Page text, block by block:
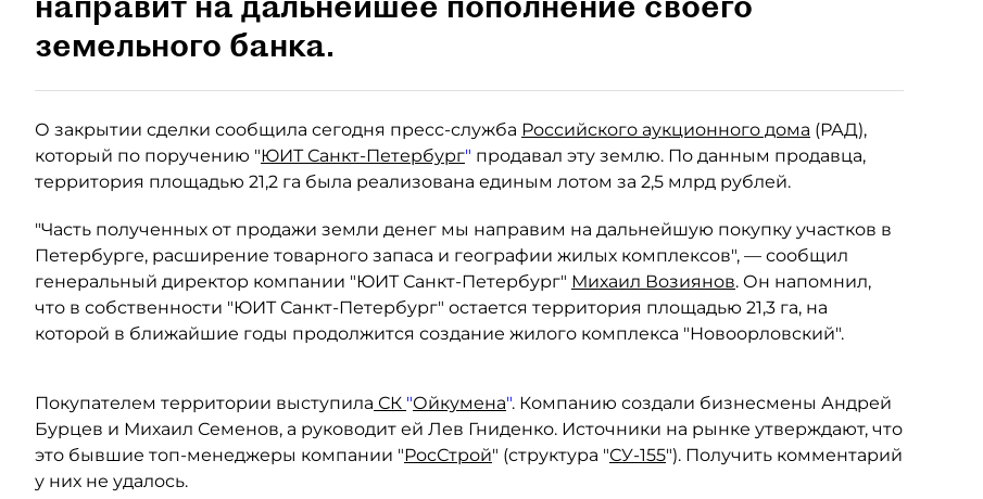
земельного банка.
О закрытии сделки сообщила сегодня пресс-служба Российского аукционного дома (РАД),
который по поручению "ЮИТ Санкт-Петербург" продавал эту землю. По данным продавца,
территория площадью 21,2 га была реализована единым лотом за 2,5 млрд рублей.
"Часть полученных от продажи земли денег мы направим на дальнейшую покупку участков в
Петербурге, расширение товарного запаса и географии жилых комплексов", — сообщил
генеральный директор компании "ЮИТ Санкт-Петербург" Михаил Возиянов. Он напомнил,
что в собственности "ЮИТ Санкт-Петербург" остается территория площадью 21,3 га, на
которой в ближайшие годы продолжится создание жилого комплекса "Новоорловский".
Покупателем территории выступила СК "Ойкумена". Компанию создали бизнесмены Андрей
Бурцев и Михаил Семенов, а руководит ей Лев Гниденко. Источники на рынке утверждают, что
это бывшие топ-менеджеры компании "РосСтрой" (структура "СУ-155"). Получить комментарий
у них не удалось.